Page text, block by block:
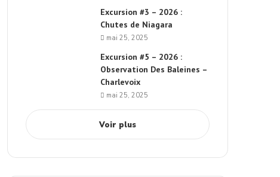
Excursion #3 – 2026 :
Chutes de Niagara
mai 25, 2025
Excursion #5 – 2026 :
Observation Des Baleines –
Charlevoix
mai 25, 2025
Voir plus